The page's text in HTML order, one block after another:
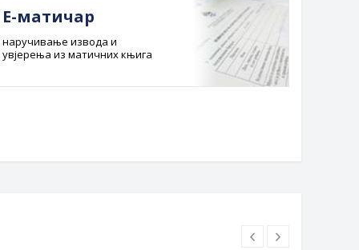
Е-матичар
наручивање извода и
увјерења из матичних књига